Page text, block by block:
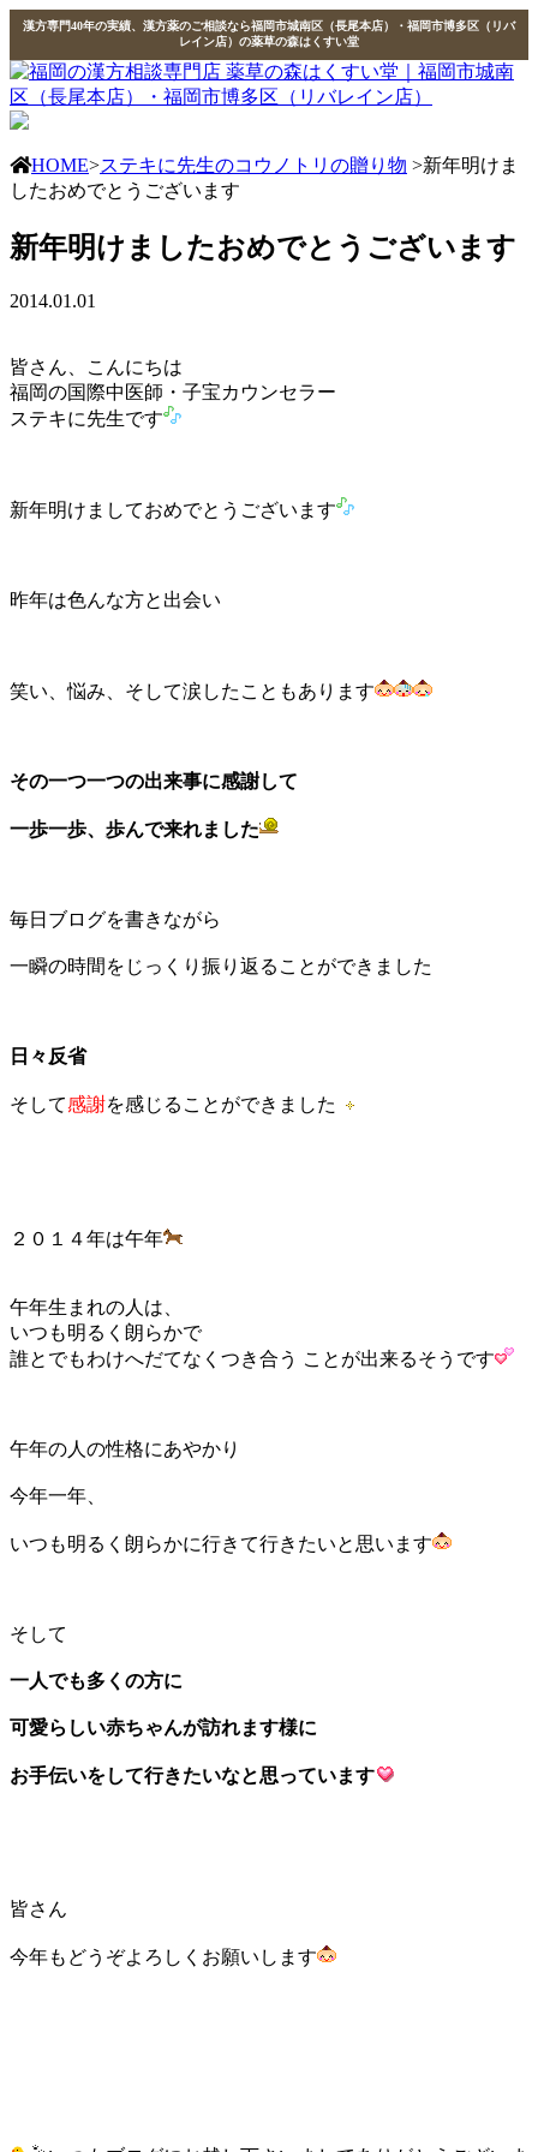
漢方専門40年の実績、漢方薬のご相談なら福岡市城南区（長尾本店）・福岡市博多区（リバ
レイン店）の薬草の森はくすい堂
HOME>ステキに先生のコウノトリの贈り物 >新年明けま
したおめでとうございます
新年明けましたおめでとうございます
2014.01.01
皆さん、こんにちは
福岡の国際中医師・子宝カウンセラー
ステキに先生です
新年明けましておめでとうございます
昨年は色んな方と出会い
笑い、悩み、そして涙したこともあります
その一つ一つの出来事に感謝して
一歩一歩、歩んで来れました
毎日ブログを書きながら
一瞬の時間をじっくり振り返ることができました
日々反省
そして感謝を感じることができました
２０１４年は午年
午年生まれの人は、
いつも明るく朗らかで
誰とでもわけへだてなくつき合う ことが出来るそうです
午年の人の性格にあやかり
今年一年、
いつも明るく朗らかに行きて行きたいと思います
そして
一人でも多くの方に
可愛らしい赤ちゃんが訪れます様に
お手伝いをして行きたいなと思っています
皆さん
今年もどうぞよろしくお願いします